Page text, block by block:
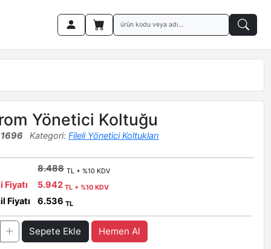
Yönetici Koltuğu
Kategori:Fileli Yönetici Koltukları
8.488 TL + %10 KDV
Fiyatı 5.942TL + %10 KDV
Fiyatı 6.536TL
Sepete Ekle Hemen Al